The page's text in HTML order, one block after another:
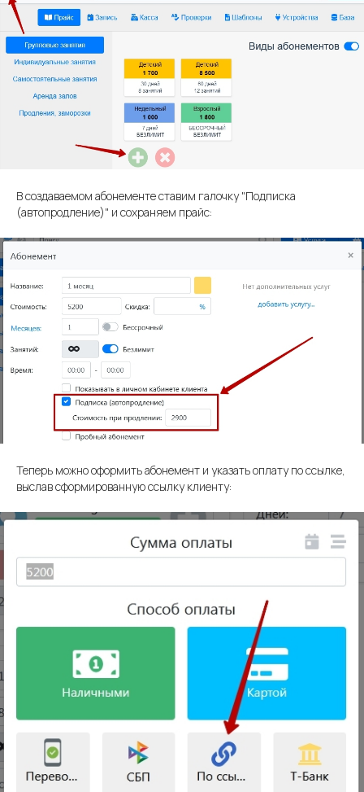
В создаваемом абонементе ставим галочку "Подписка
(автопродление)" и сохраняем прайс:
Теперь можно оформить абонемент и указать оплату по ссылке,
выслав сформированную ссылку клиенту: